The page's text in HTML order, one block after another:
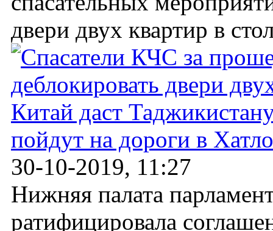
двери двух квартир в
Китай даст
пойдут на дороги в
30-10-2019, 11:27
Нижняя палата
ратифицировала